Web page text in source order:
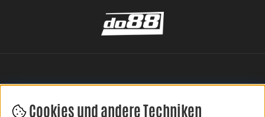
Cookies und andere Techniken